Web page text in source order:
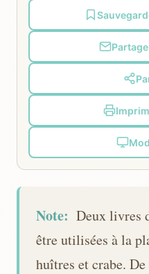
Note: Deux livres
être utilisées à la
huîtres et crabe.